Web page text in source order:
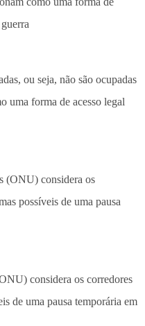
ou seja, não são ocupadas
uma forma de acesso legal
considera os corredores
de uma pausa temporária em